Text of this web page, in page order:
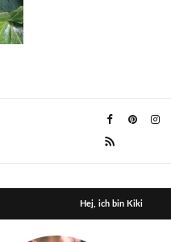
Hej, ich bin Kiki